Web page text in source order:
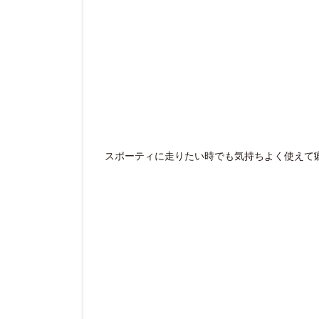
スポーティに走りたい時でも気持ちよく使え